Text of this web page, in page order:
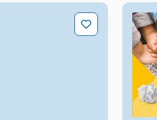
wir winken uns zu!